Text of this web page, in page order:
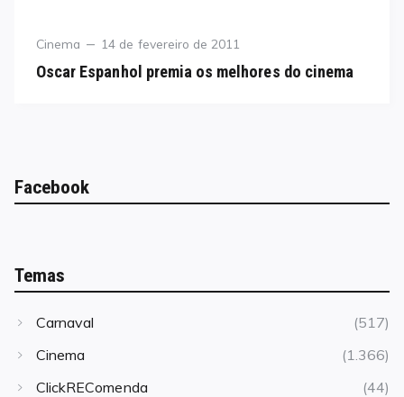
Category
Cinema
Posted
14 de fevereiro de 2011
Oscar Espanhol premia os melhores do cinema
Facebook
Temas
Carnaval
(517)
Cinema
(1.366)
ClickREComenda
(44)